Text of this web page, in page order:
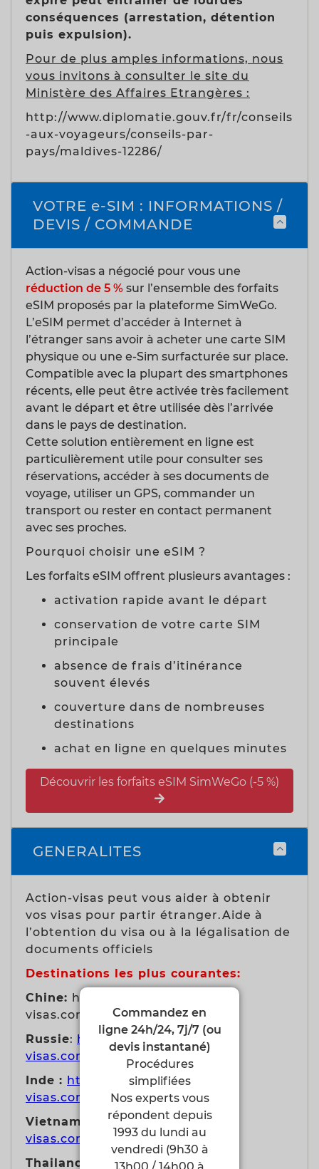
Commandez en
ligne 24h/24, 7j/7 (ou
devis instantané)
Procédures
simplifiées
Nos experts vous
répondent depuis
1993 du lundi au
vendredi (9h30 à
conséquences (arrestation, détention
puis expulsion).
Pour de plus amples informations, nous
vous invitons à consulter le site du
Ministère des Affaires Etrangères :
http://www.diplomatie.gouv.fr/fr/conseils
-aux-voyageurs/conseils-par-
pays/maldives-12286/
VOTRE e-SIM : INFORMATIONS /
DEVIS / COMMANDE
Action-visas a négocié pour vous une
réduction de 5 % sur l’ensemble des forfaits
eSIM proposés par la plateforme SimWeGo.
L’eSIM permet d’accéder à Internet à
l’étranger sans avoir à acheter une carte SIM
physique ou une e-Sim surfacturée sur place.
Compatible avec la plupart des smartphones
récents, elle peut être activée très facilement
avant le départ et être utilisée dès l’arrivée
dans le pays de destination.
Cette solution entièrement en ligne est
particulièrement utile pour consulter ses
réservations, accéder à ses documents de
voyage, utiliser un GPS, commander un
transport ou rester en contact permanent
avec ses proches.
Pourquoi choisir une eSIM ?
Les forfaits eSIM offrent plusieurs avantages :
activation rapide avant le départ
conservation de votre carte SIM
principale
absence de frais d’itinérance
souvent élevés
couverture dans de nombreuses
destinations
achat en ligne en quelques minutes
Découvrir les forfaits eSIM SimWeGo (-5 %)
GENERALITES
Action-visas peut vous aider à obtenir
vos visas pour partir étranger.Aide à
l’obtention du visa ou à la légalisation de
documents officiels
Destinations les plus courantes:
Chine: https://www.action-
visas.com/visa/Chine
Russie: https://www.action-
visas.com/visa/Russie
Inde : https://www.action-
visas.com/visa/Inde
Vietnam:
https://www.action-
visas.com/visa/Vietnam
Thailande:
https://www.action-